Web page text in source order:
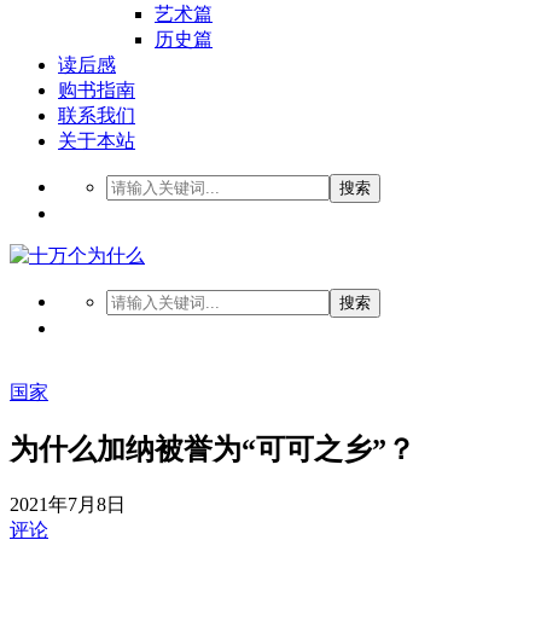
艺术篇
历史篇
读后感
购书指南
联系我们
关于本站
搜索
搜索
国家
为什么加纳被誉为“可可之乡”？
2021年7月8日
评论